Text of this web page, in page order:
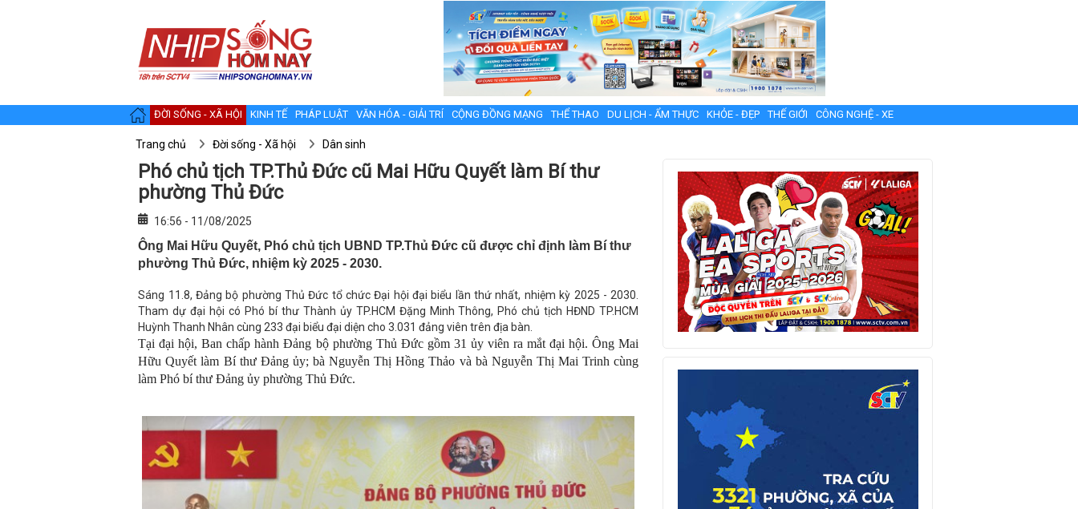
ĐỜI SỐNG - XÃ HỘI KINH TẾ PHÁP LUẬT VĂN HÓA - GIẢI TRÍ CỘNG ĐỒNG MẠNG THỂ THAO DU LỊCH - ẨM THỰC KHỎE - ĐẸP THẾ GIỚI CÔNG NGHỆ - XE
Trang chủ Đời sống - Xã hội Dân sinh
Phó chủ tịch TP.Thủ Đức cũ Mai Hữu Quyết làm Bí thư
phường Thủ Đức
16:56 - 11/08/2025
Ông Mai Hữu Quyết, Phó chủ tịch UBND TP.Thủ Đức cũ được chỉ định làm Bí thư
phường Thủ Đức, nhiệm kỳ 2025 - 2030.
Sáng 11.8, Đảng bộ phường Thủ Đức tổ chức Đại hội đại biểu lần thứ nhất, nhiệm kỳ 2025 - 2030.
Tham dự đại hội có Phó bí thư Thành ủy TP.HCM Đặng Minh Thông, Phó chủ tịch HĐND TP.HCM
Huỳnh Thanh Nhân cùng 233 đại biểu đại diện cho 3.031 đảng viên trên địa bàn.
Tại đại hội, Ban chấp hành Đảng bộ phường Thủ Đức gồm 31 ủy viên ra mắt đại hội. Ông Mai
Hữu Quyết làm Bí thư Đảng ủy; bà Nguyễn Thị Hồng Thảo và bà Nguyễn Thị Mai Trinh cùng
làm Phó bí thư Đảng ủy phường Thủ Đức.